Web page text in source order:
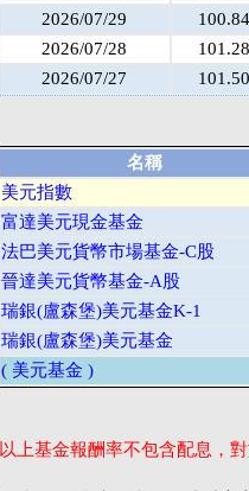
2026/07/29
100.84
2026/07/28
101.28
2026/07/27
101.50
名稱
美元指數
富達美元現金基金
法巴美元貨幣市場基金-C股
晉達美元貨幣基金-A股
瑞銀(盧森堡)美元基金K-1
瑞銀(盧森堡)美元基金
( 美元基金 )
以上基金報酬率不包含配息，